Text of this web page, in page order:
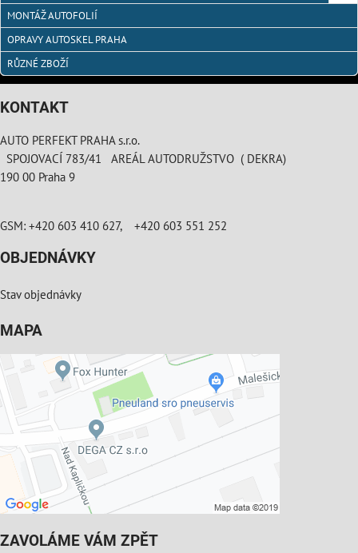
MONTÁŽ AUTOFOLIÍ
OPRAVY AUTOSKEL PRAHA
RŮZNÉ ZBOŽÍ
KONTAKT
AUTO PERFEKT PRAHA s.r.o.
SPOJOVACÍ 783/41 AREÁL AUTODRUŽSTVO ( DEKRA)
190 00 Praha 9
GSM: +420 603 410 627, +420 603 551 252
OBJEDNÁVKY
Stav objednávky
MAPA
ZAVOLÁME VÁM ZPĚT